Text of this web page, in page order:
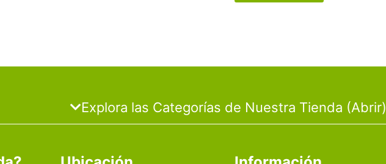
Explora las Categorías de Nuestra Tienda (Abrir)